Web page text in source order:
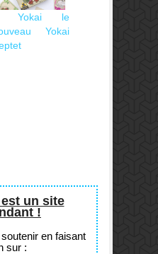
Yokai le
Yokai
est un site
!
en faisant
sur :